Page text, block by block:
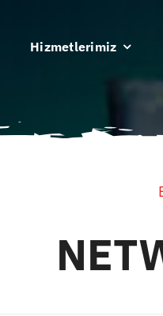
Hizmetlerimiz